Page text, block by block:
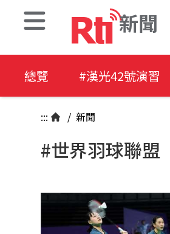
新聞
總覽 #漢光42號演習
::: / 新聞
#世界羽球聯盟